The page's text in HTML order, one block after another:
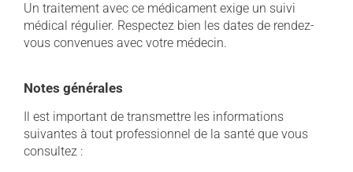
Un traitement avec ce médicament exige un suivi
médical régulier. Respectez bien les dates de rendez-
vous convenues avec votre médecin.
Notes générales
Il est important de transmettre les informations
suivantes à tout professionnel de la santé que vous
consultez :